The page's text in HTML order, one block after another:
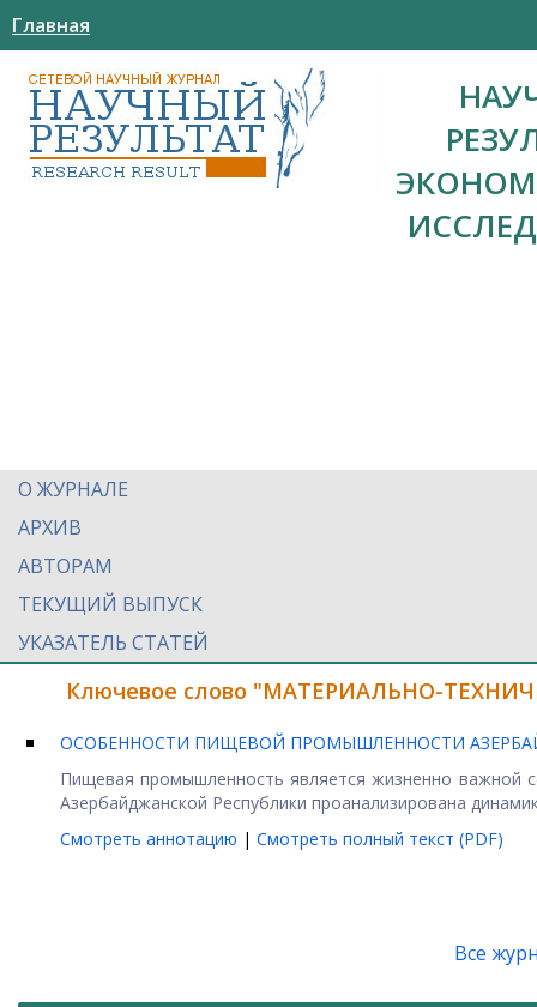
Главная
О ЖУРНАЛЕ
АРХИВ
АВТОРАМ
ТЕКУЩИЙ ВЫПУСК
УКАЗАТЕЛЬ СТАТЕЙ
Ключевое слово "МАТЕРИАЛЬНО-
ОСОБЕННОСТИ ПИЩЕВОЙ ПРОМЫШЛЕННОСТИ
Пищевая промышленность является жизненно важной
Азербайджанской Республики проанализирована
Смотреть аннотацию | Смотреть полный текст (PDF)
Все